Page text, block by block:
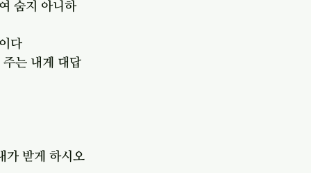
숨지 아니하
다
는 내게 대답
가 받게 하시오